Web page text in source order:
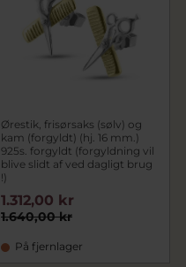
Ørestik, frisørsaks (sølv) og
kam (forgyldt) (hj. 16 mm.)
925s. forgyldt (forgyldning vil
blive slidt af ved dagligt brug
!)
1.640,00 kr
1.312,00 kr
På fjernlager